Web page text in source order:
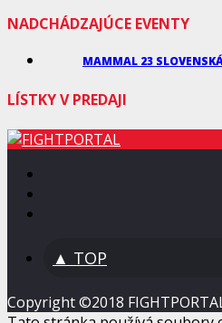
NADCHÁDZAJÚCE EVENTY
MAMMAL 23
LÍSTKY V PREDAJI
▲ TOP
Copyright ©2018